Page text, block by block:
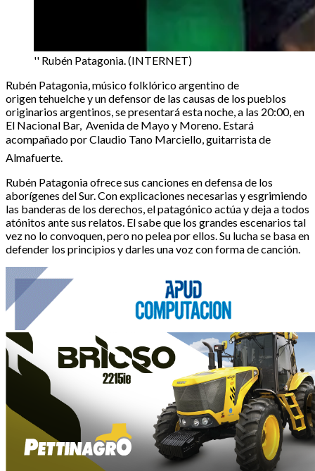
'' Rubén Patagonia. (INTERNET)
Rubén Patagonia, músico folklórico argentino de
origen tehuelche y un defensor de las causas de los pueblos
originarios argentinos, se presentará esta noche, a las 20:00, en
El Nacional Bar, Avenida de Mayo y Moreno. Estará
acompañado por Claudio Tano Marciello, guitarrista de
Almafuerte.
Rubén Patagonia ofrece sus canciones en defensa de los
aborígenes del Sur. Con explicaciones necesarias y esgrimiendo
las banderas de los derechos, el patagónico actúa y deja a todos
atónitos ante sus relatos. El sabe que los grandes escenarios tal
vez no lo convoquen, pero no pelea por ellos. Su lucha se basa en
defender los principios y darles una voz con forma de canción.